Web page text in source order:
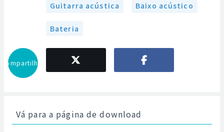
Guitarra acústica Baixo acústico
Bateria
Compartilhar
Vá para a página de download